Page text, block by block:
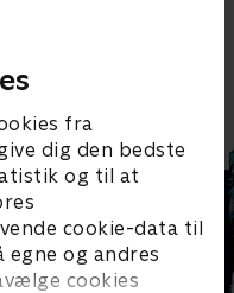
fra
dig den bedste
og til at
cookie-data til
og andres
cookies
og